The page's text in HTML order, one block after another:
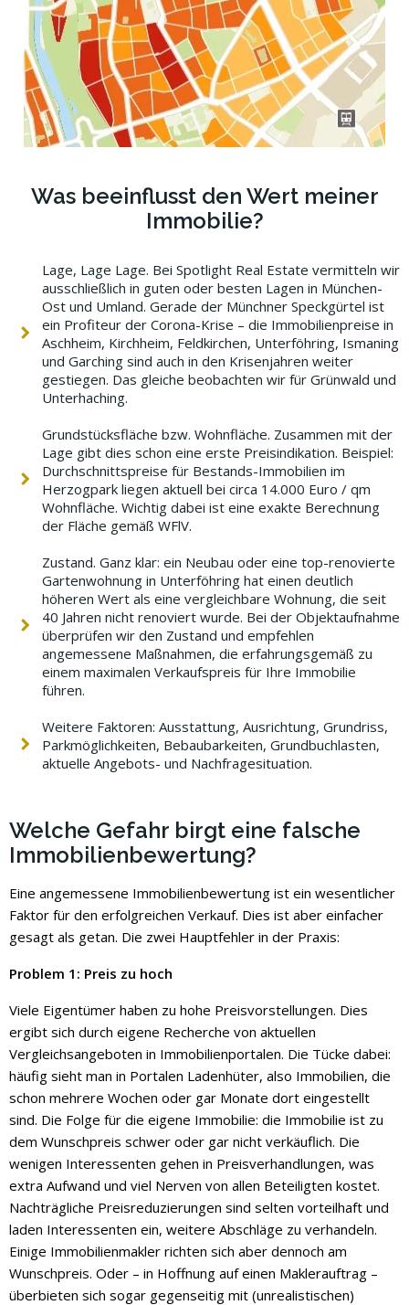
Was beeinflusst den Wert meiner
Immobilie?
Lage, Lage Lage. Bei Spotlight Real Estate vermitteln wir
ausschließlich in guten oder besten Lagen in München-
Ost und Umland. Gerade der Münchner Speckgürtel ist
ein Profiteur der Corona-Krise – die Immobilienpreise in
Aschheim, Kirchheim, Feldkirchen, Unterföhring, Ismaning
und Garching sind auch in den Krisenjahren weiter
gestiegen. Das gleiche beobachten wir für Grünwald und
Unterhaching.
Grundstücksfläche bzw. Wohnfläche. Zusammen mit der
Lage gibt dies schon eine erste Preisindikation. Beispiel:
Durchschnittspreise für Bestands-Immobilien im
Herzogpark liegen aktuell bei circa 14.000 Euro / qm
Wohnfläche. Wichtig dabei ist eine exakte Berechnung
der Fläche gemäß WFlV.
Zustand. Ganz klar: ein Neubau oder eine top-renovierte
Gartenwohnung in Unterföhring hat einen deutlich
höheren Wert als eine vergleichbare Wohnung, die seit
40 Jahren nicht renoviert wurde. Bei der Objektaufnahme
überprüfen wir den Zustand und empfehlen
angemessene Maßnahmen, die erfahrungsgemäß zu
einem maximalen Verkaufspreis für Ihre Immobilie
führen.
Weitere Faktoren: Ausstattung, Ausrichtung, Grundriss,
Parkmöglichkeiten, Bebaubarkeiten, Grundbuchlasten,
aktuelle Angebots- und Nachfragesituation.
Welche Gefahr birgt eine falsche
Immobilienbewertung?
Eine angemessene Immobilienbewertung ist ein wesentlicher
Faktor für den erfolgreichen Verkauf. Dies ist aber einfacher
gesagt als getan. Die zwei Hauptfehler in der Praxis:
Problem 1: Preis zu hoch
Viele Eigentümer haben zu hohe Preisvorstellungen. Dies
ergibt sich durch eigene Recherche von aktuellen
Vergleichsangeboten in Immobilienportalen. Die Tücke dabei:
häufig sieht man in Portalen Ladenhüter, also Immobilien, die
schon mehrere Wochen oder gar Monate dort eingestellt
sind. Die Folge für die eigene Immobilie: die Immobilie ist zu
dem Wunschpreis schwer oder gar nicht verkäuflich. Die
wenigen Interessenten gehen in Preisverhandlungen, was
extra Aufwand und viel Nerven von allen Beteiligten kostet.
Nachträgliche Preisreduzierungen sind selten vorteilhaft und
laden Interessenten ein, weitere Abschläge zu verhandeln.
Einige Immobilienmakler richten sich aber dennoch am
Wunschpreis. Oder – in Hoffnung auf einen Maklerauftrag –
überbieten sich sogar gegenseitig mit (unrealistischen)